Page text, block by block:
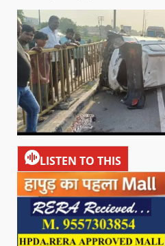
LISTEN TO THIS